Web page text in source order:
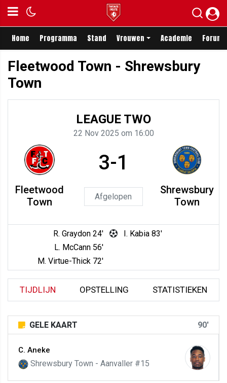
Home Programma Stand Vrouwen Academie Forum
Fleetwood Town - Shrewsbury
Town
LEAGUE TWO
22 Nov 2025 om 16:00
Fleetwood
Town
3-1
Afgelopen
Shrewsbury
Town
R. Graydon 24'
L. McCann 56'
M. Virtue-Thick 72'
I. Kabia 83'
TIJDLIJN OPSTELLING STATISTIEKEN
GELE KAART 90'
C. Aneke
Shrewsbury Town - Aanvaller #15